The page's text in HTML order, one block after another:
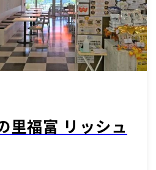
里福富 リッシュ